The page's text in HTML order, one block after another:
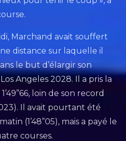
Marchand avait souffert
distance sur laquelle il
le but d’élargir son
Angeles 2028. Il a pris la
loin de son record
Il avait pourtant été
(1’48”05), mais a payé le
courses.